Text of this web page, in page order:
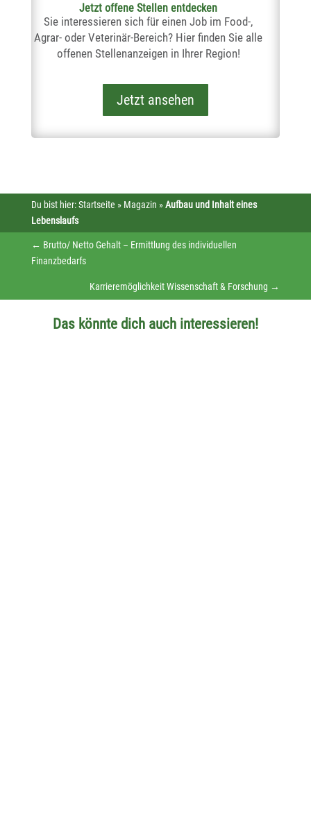
Jetzt offene Stellen entdecken
Sie interessieren sich für einen Job im Food-,
Agrar- oder Veterinär-Bereich? Hier finden Sie alle
offenen Stellenanzeigen in Ihrer Region!
Jetzt ansehen
Du bist hier:Startseite » Magazin »Aufbau und Inhalt eines
Lebenslaufs
← Brutto/ Netto Gehalt – Ermittlung des individuellen
Finanzbedarfs
Karrieremöglichkeit Wissenschaft & Forschung →
Das könnte dich auch interessieren!